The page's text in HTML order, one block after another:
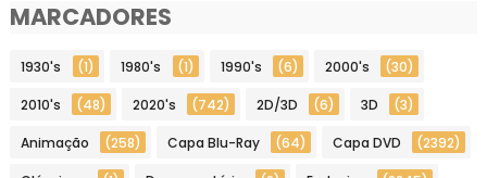
MARCADORES
1930's (1) 1980's (1) 1990's (6) 2000's (30)
2010's (48) 2020's (742) 2D/3D (6) 3D (3)
Animação (258) Capa Blu-Ray (64) Capa DVD (2392)